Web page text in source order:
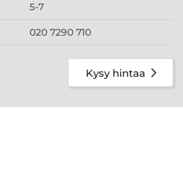
5-7
020 7290 710
Kysy hintaa